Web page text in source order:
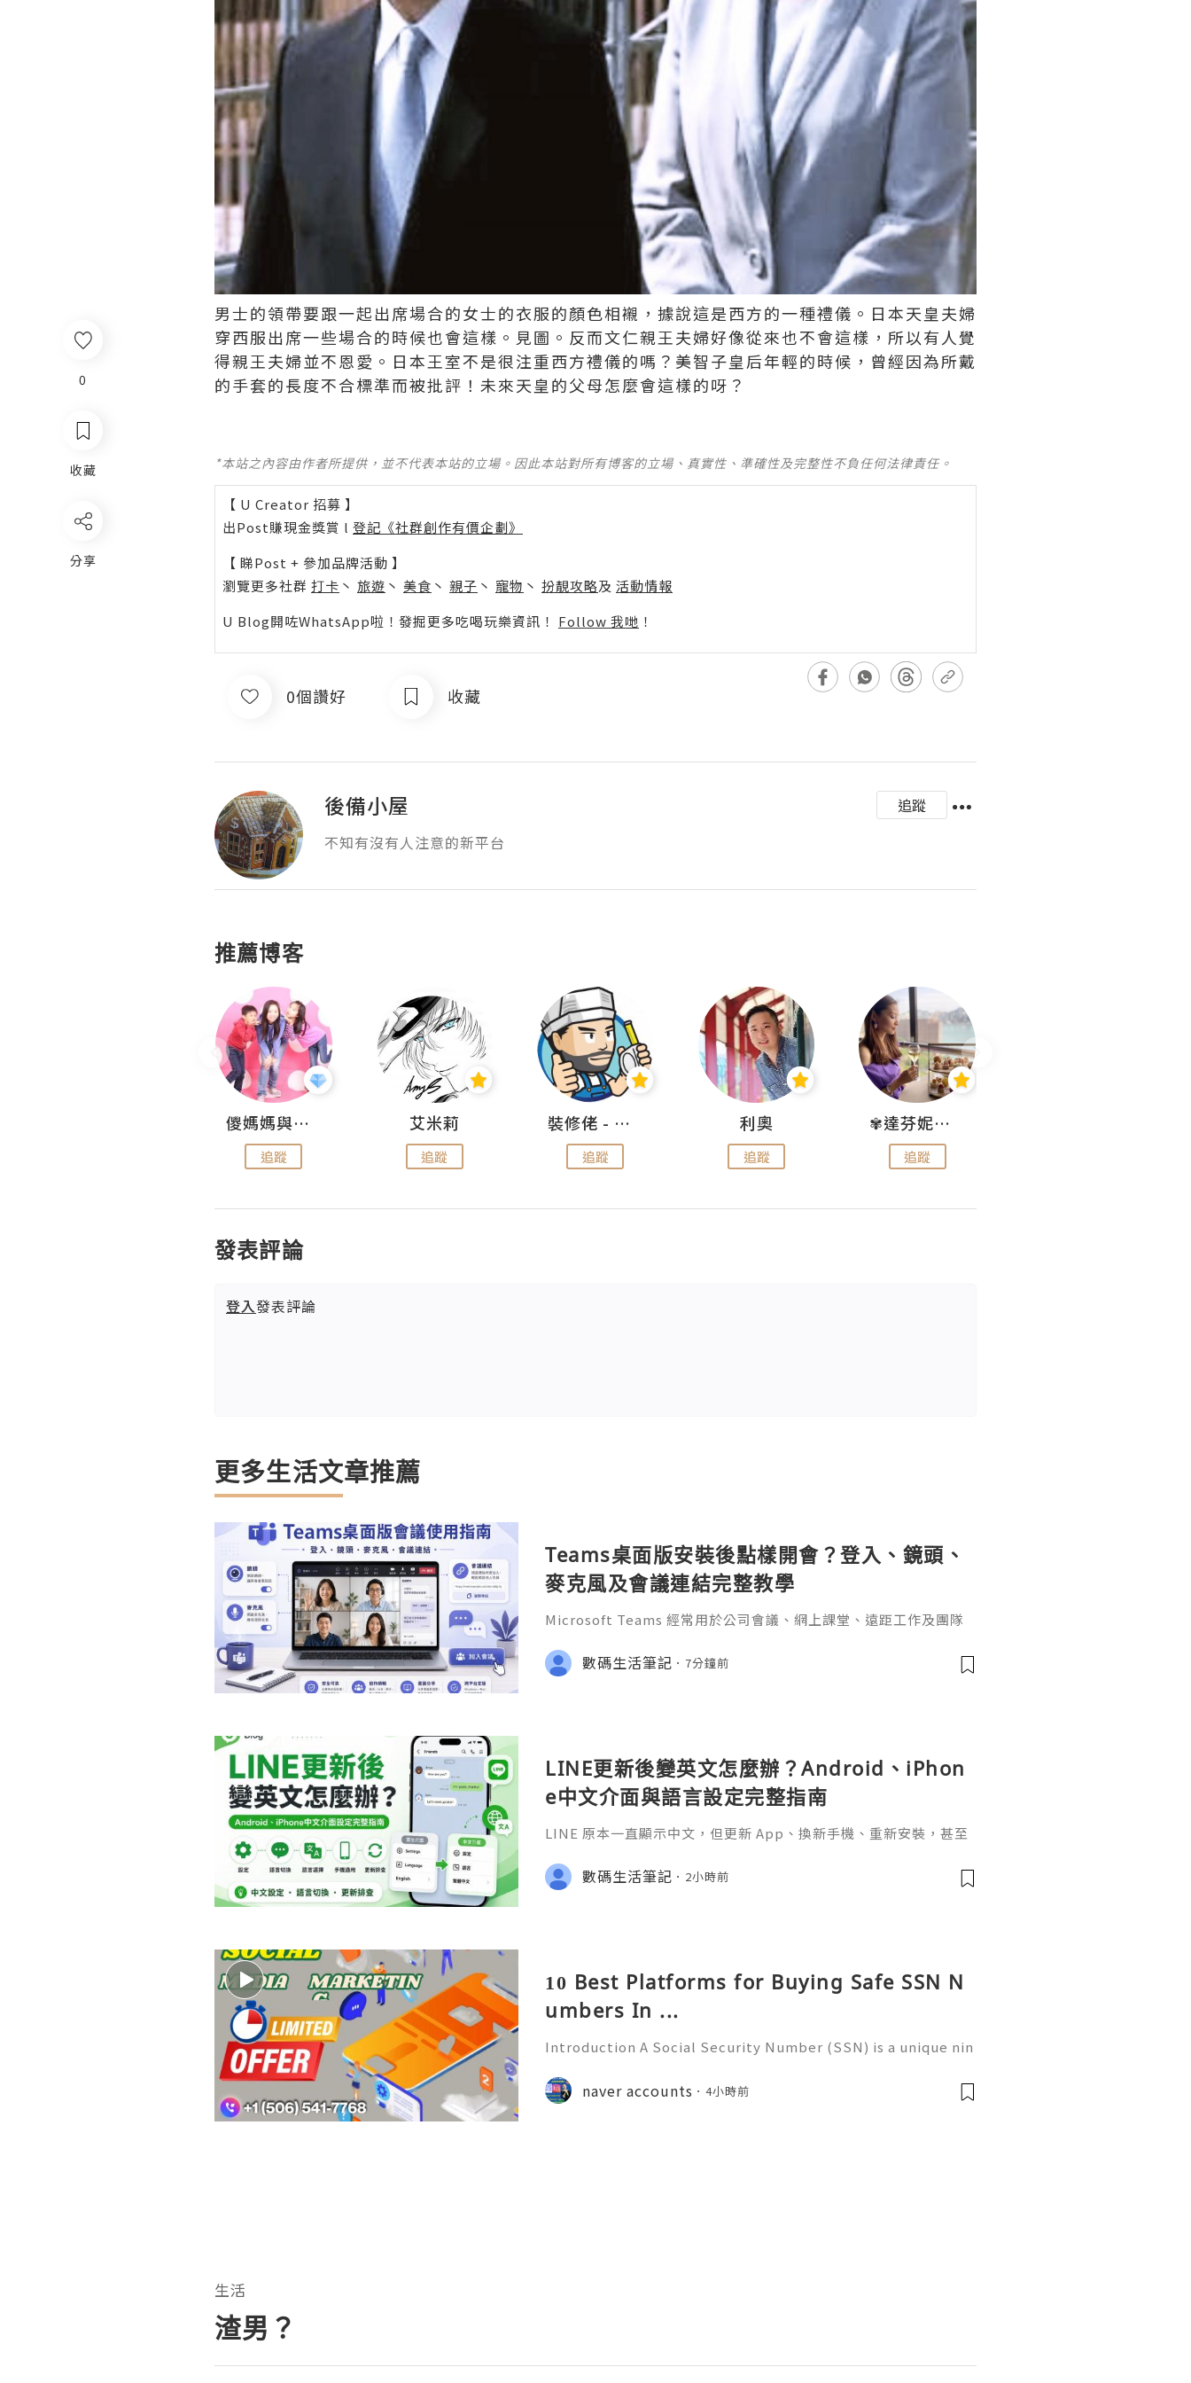
0
收藏
分享
男士的領帶要跟一起出席場合的女士的衣服的顏色相襯，據說這是西方的一種禮儀。日本天皇夫婦
穿西服出席一些場合的時候也會這樣。見圖。反而文仁親王夫婦好像從來也不會這樣，所以有人覺
得親王夫婦並不恩愛。日本王室不是很注重西方禮儀的嗎？美智子皇后年輕的時候，曾經因為所戴
的手套的長度不合標準而被批評！未來天皇的父母怎麼會這樣的呀？
*本站之內容由作者所提供，並不代表本站的立場。因此本站對所有博客的立場、真實性、準確性及完整性不負任何法律責任。
【 U Creator 招募 】
出Post賺現金獎賞 l 登記《社群創作有價企劃》
【 睇Post + 參加品牌活動 】
瀏覽更多社群 打卡 丶 旅遊 丶 美食 丶 親子 丶 寵物 丶 扮靚攻略及 活動情報
U Blog開咗WhatsApp啦！發掘更多吃喝玩樂資訊！ Follow 我哋 ！
0個讚好 收藏
後備小屋
追蹤
不知有沒有人注意的新平台
推薦博客
儍媽媽與兩隻小魔怪之家
追蹤
艾米莉
追蹤
裝修佬 - 香港一站式網上裝修平台
追蹤
利奧
追蹤
✾達芬妮•愛孩子•愛生活✾
追蹤
發表評論
登入發表評論
更多生活文章推薦
Teams桌面版安裝後點樣開會？登入、鏡頭、
麥克風及會議連結完整教學
Microsoft Teams 經常用於公司會議、網上課堂、遠距工作及團隊
是安裝，而是「應該用哪個帳號登入？」「收到會議連結後要按哪
裏？」「為甚麼鏡頭和麥克風沒有聲音？」
數碼生活筆記 7分鐘前
LINE更新後變英文怎麼辦？Android、iPhon
e中文介面與語言設定完整指南
LINE 原本一直顯示中文，但更新 App、換新手機、重新安裝，甚至
並不少見。數碼生活筆記 2小時前
10 Best Platforms for Buying Safe SSN N
umbers In ...
Introduction A Social Security Number (SSN) is a unique nin
official identification, employment records, taxation, and g
overnment-related pur
naver accounts 4小時前
生活
渣男？